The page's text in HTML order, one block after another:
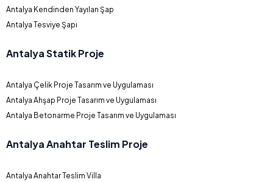
Antalya Kendinden Yayılan Şap
Antalya Tesviye Şapı
Antalya Statik Proje
Antalya Çelik Proje Tasarım ve Uygulaması
Antalya Ahşap Proje Tasarım ve Uygulaması
Antalya Betonarme Proje Tasarım ve Uygulaması
Antalya Anahtar Teslim Proje
Antalya Anahtar Teslim Villa